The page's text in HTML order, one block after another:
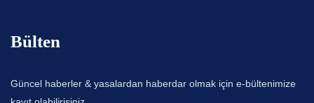
Bülten
Güncel haberler & yasalardan haberdar olmak için e-bültenimize